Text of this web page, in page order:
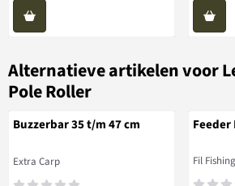
Alternatieve artikelen voor
Pole Roller
Buzzerbar 35 t/m 47 cm
Merk:
Extra Carp
Feeder
Merk:
Fil Fishing